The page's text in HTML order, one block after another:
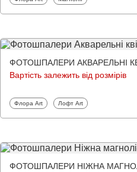
ФОТОШПАЛЕРИ АКВАРЕЛЬНІ
Вартість залежить від розмірів
Фотошпалери
Флора Art Фотошпалери
Лофт Art
ФОТОШПАЛЕРИ НІЖНА